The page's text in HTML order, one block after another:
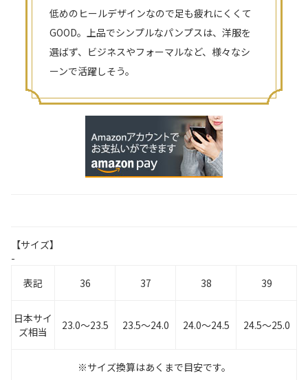
低めのヒールデザインなので足も疲れにくくて
GOOD。上品でシンプルなパンプスは、洋服を
選ばず、ビジネスやフォーマルなど、様々なシ
ーンで活躍しそう。
【サイズ】
-
表記
36 37 38 39
日本サイ
ズ相当
23.0～23.5 23.5～24.0 24.0～24.5 24.5～25.0
※サイズ換算はあくまで目安です。